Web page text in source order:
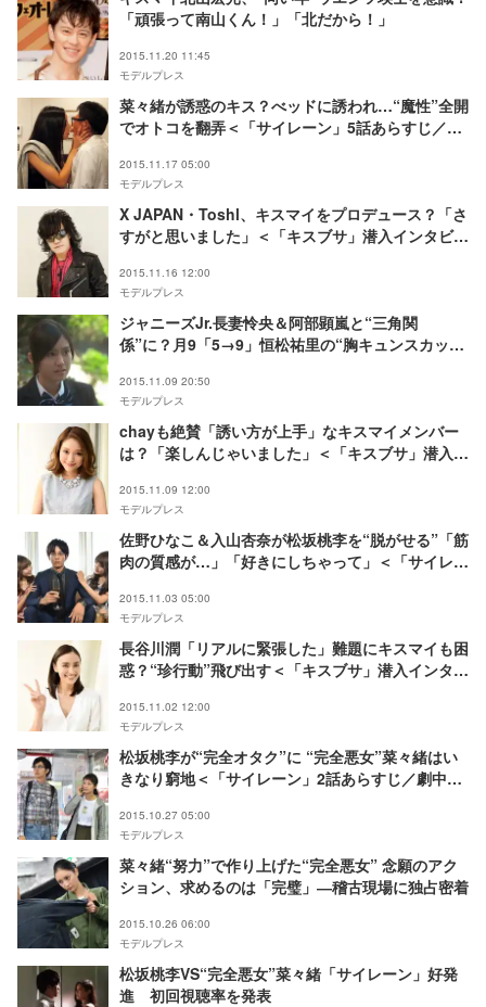
「頑張って南山くん！」「北だから！」
2015.11.20 11:45
モデルプレス
菜々緒が誘惑のキス？べッドに誘われ…“魔性”全開
でオトコを翻弄＜「サイレーン」5話あらすじ／劇
2015.11.17 05:00
モデルプレス
X JAPAN・Toshl、キスマイをプロデュース？「さ
すがと思いました」＜「キスブサ」潜入インタビュ
2015.11.16 12:00
モデルプレス
ジャニーズJr.長妻怜央＆阿部顕嵐と“三角関
係”に？月9「5→9」恒松祐里の“胸キュンスカッ
2015.11.09 20:50
モデルプレス
chayも絶賛「誘い方が上手」なキスマイメンバー
は？「楽しんじゃいました」＜「キスブサ」潜入イ
2015.11.09 12:00
モデルプレス
佐野ひなこ＆入山杏奈が松坂桃李を“脱がせる”「筋
肉の質感が…」「好きにしちゃって」＜「サイレー
2015.11.03 05:00
モデルプレス
長谷川潤「リアルに緊張した」難題にキスマイも困
惑？“珍行動”飛び出す＜「キスブサ」潜入インタビ
2015.11.02 12:00
モデルプレス
松坂桃李が“完全オタク”に “完全悪女”菜々緒はい
きなり窮地＜「サイレーン」2話あらすじ／劇中カ
2015.10.27 05:00
モデルプレス
菜々緒“努力”で作り上げた“完全悪女” 念願のアク
ション、求めるのは「完璧」―稽古現場に独占密着
2015.10.26 06:00
モデルプレス
松坂桃李VS“完全悪女”菜々緒「サイレーン」好発
進 初回視聴率を発表